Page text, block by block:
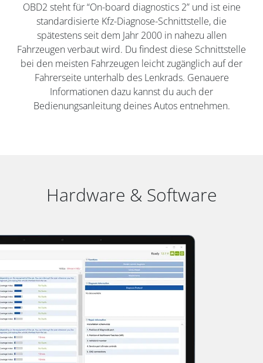
OBD2 steht für “On-board diagnostics 2” und ist eine
standardisierte Kfz-Diagnose-Schnittstelle, die
spätestens seit dem Jahr 2000 in nahezu allen
Fahrzeugen verbaut wird. Du findest diese Schnittstelle
bei den meisten Fahrzeugen leicht zugänglich auf der
Fahrerseite unterhalb des Lenkrads. Genauere
Informationen dazu kannst du auch der
Bedienungsanleitung deines Autos entnehmen.
Hardware & Software